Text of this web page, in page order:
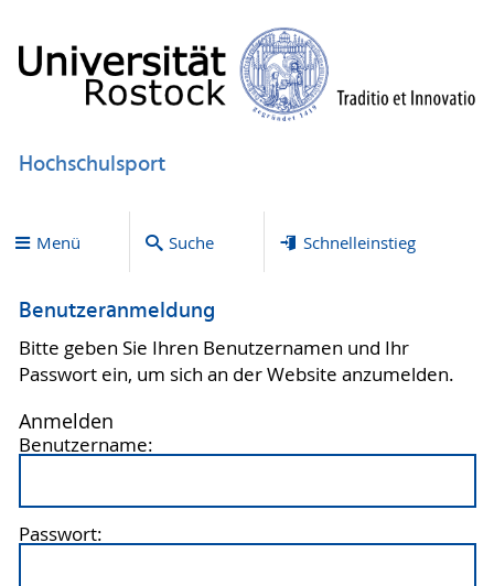
Hochschulsport
Menü Suche Schnelleinstieg
Benutzeranmeldung
Bitte geben Sie Ihren Benutzernamen und Ihr
Passwort ein, um sich an der Website anzumelden.
Anmelden
Benutzername:
Passwort: